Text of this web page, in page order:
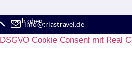
info@triastravel.de
nach oben
DSGVO Cookie Consent mit Real